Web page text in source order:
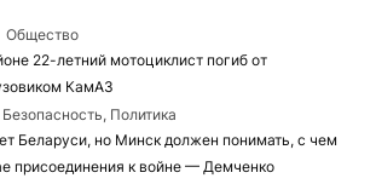
Общество
22-летний мотоциклист погиб от
КамАЗ
Безопасность, Политика
Беларуси, но Минск должен понимать, с чем
присоединения к войне — Демченко